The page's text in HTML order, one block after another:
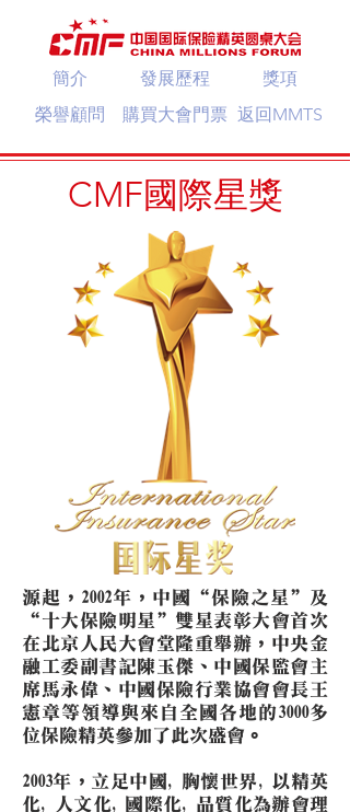
簡介 發展歷程
獎項
榮譽顧問
購買大會門票 返回MMTS
CMF國際星獎
源起，2002年，中國“保險之星”及
“十大保險明星”雙星表彰大會首次
在北京人民大會堂隆重舉辦，中央金
融工委副書記陳玉傑、中國保監會主
席馬永偉、中國保險行業協會會長王
憲章等領導與來自全國各地的3000多
位保險精英參加了此次盛會。
2003年，立足中國, 胸懷世界, 以精英
化, 人文化, 國際化, 品質化為辦會理